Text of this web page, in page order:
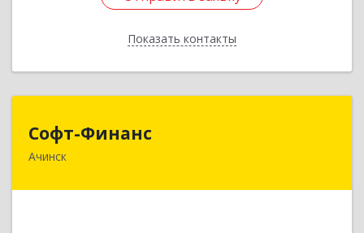
Показать контакты
Назад
Софт-Финанс
Ачинск
662150, Красноярский край, Ачинск г, 1-й мкр,